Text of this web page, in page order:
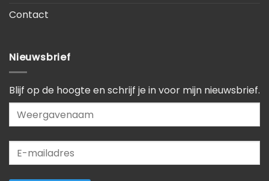
Contact
Nieuwsbrief
Blijf op de hoogte en schrijf je in voor mijn nieuwsbrief.